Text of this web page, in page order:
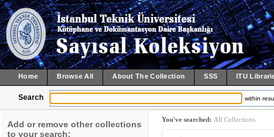
Home Browse All About The Collection SSS ITU
Search within
Add or remove other collections
to your search:
You've searched: All Collections